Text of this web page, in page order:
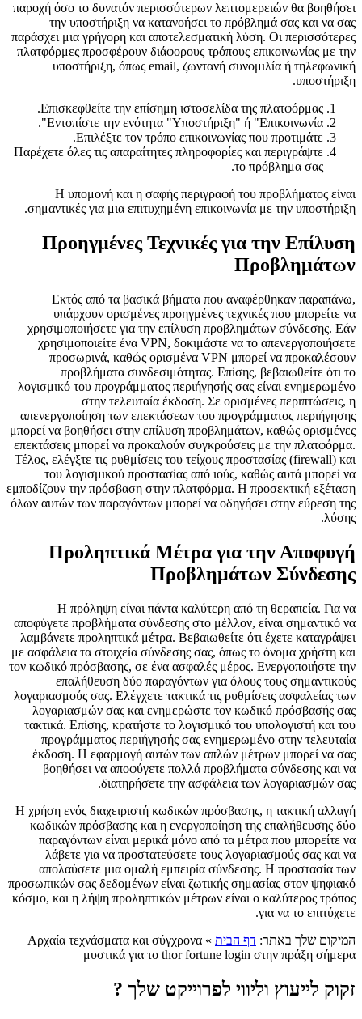
παροχή όσο το δυνατόν περισσότερων λεπτομερειών θα βοηθήσει
την υποστήριξη να κατανοήσει το πρόβλημά σας και να σας
παράσχει μια γρήγορη και αποτελεσματική λύση. Οι περισσότερες
πλατφόρμες προσφέρουν διάφορους τρόπους επικοινωνίας με την
υποστήριξη, όπως email, ζωντανή συνομιλία ή τηλεφωνική
υποστήριξη.
Επισκεφθείτε την επίσημη ιστοσελίδα της πλατφόρμας.
Εντοπίστε την ενότητα "Υποστήριξη" ή "Επικοινωνία".
Επιλέξτε τον τρόπο επικοινωνίας που προτιμάτε.
Παρέχετε όλες τις απαραίτητες πληροφορίες και περιγράψτε
το πρόβλημα σας.
Η υπομονή και η σαφής περιγραφή του προβλήματος είναι
σημαντικές για μια επιτυχημένη επικοινωνία με την υποστήριξη.
Προηγμένες Τεχνικές για την Επίλυση
Προβλημάτων
Εκτός από τα βασικά βήματα που αναφέρθηκαν παραπάνω,
υπάρχουν ορισμένες προηγμένες τεχνικές που μπορείτε να
χρησιμοποιήσετε για την επίλυση προβλημάτων σύνδεσης. Εάν
χρησιμοποιείτε ένα VPN, δοκιμάστε να το απενεργοποιήσετε
προσωρινά, καθώς ορισμένα VPN μπορεί να προκαλέσουν
προβλήματα συνδεσιμότητας. Επίσης, βεβαιωθείτε ότι το
λογισμικό του προγράμματος περιήγησής σας είναι ενημερωμένο
στην τελευταία έκδοση. Σε ορισμένες περιπτώσεις, η
απενεργοποίηση των επεκτάσεων του προγράμματος περιήγησης
μπορεί να βοηθήσει στην επίλυση προβλημάτων, καθώς ορισμένες
επεκτάσεις μπορεί να προκαλούν συγκρούσεις με την πλατφόρμα.
Τέλος, ελέγξτε τις ρυθμίσεις του τείχους προστασίας (firewall) και
του λογισμικού προστασίας από ιούς, καθώς αυτά μπορεί να
εμποδίζουν την πρόσβαση στην πλατφόρμα. Η προσεκτική εξέταση
όλων αυτών των παραγόντων μπορεί να οδηγήσει στην εύρεση της
λύσης.
Προληπτικά Μέτρα για την Αποφυγή
Προβλημάτων Σύνδεσης
Η πρόληψη είναι πάντα καλύτερη από τη θεραπεία. Για να
αποφύγετε προβλήματα σύνδεσης στο μέλλον, είναι σημαντικό να
λαμβάνετε προληπτικά μέτρα. Βεβαιωθείτε ότι έχετε καταγράψει
με ασφάλεια τα στοιχεία σύνδεσης σας, όπως το όνομα χρήστη και
τον κωδικό πρόσβασης, σε ένα ασφαλές μέρος. Ενεργοποιήστε την
επαλήθευση δύο παραγόντων για όλους τους σημαντικούς
λογαριασμούς σας. Ελέγχετε τακτικά τις ρυθμίσεις ασφαλείας των
λογαριασμών σας και ενημερώστε τον κωδικό πρόσβασής σας
τακτικά. Επίσης, κρατήστε το λογισμικό του υπολογιστή και του
προγράμματος περιήγησής σας ενημερωμένο στην τελευταία
έκδοση. Η εφαρμογή αυτών των απλών μέτρων μπορεί να σας
βοηθήσει να αποφύγετε πολλά προβλήματα σύνδεσης και να
διατηρήσετε την ασφάλεια των λογαριασμών σας.
Η χρήση ενός διαχειριστή κωδικών πρόσβασης, η τακτική αλλαγή
κωδικών πρόσβασης και η ενεργοποίηση της επαλήθευσης δύο
παραγόντων είναι μερικά μόνο από τα μέτρα που μπορείτε να
λάβετε για να προστατεύσετε τους λογαριασμούς σας και να
απολαύσετε μια ομαλή εμπειρία σύνδεσης. Η προστασία των
προσωπικών σας δεδομένων είναι ζωτικής σημασίας στον ψηφιακό
κόσμο, και η λήψη προληπτικών μέτρων είναι ο καλύτερος τρόπος
για να το επιτύχετε.
המיקום שלך באתר: דף הבית »
Αρχαία τεχνάσματα και σύγχρονα
μυστικά για το thor fortune login στην πράξη σήμερα
זקוק לייעוץ וליווי לפרוייקט שלך ?